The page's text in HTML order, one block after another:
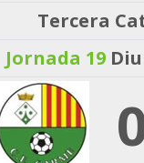
Tercera
Jornada 19